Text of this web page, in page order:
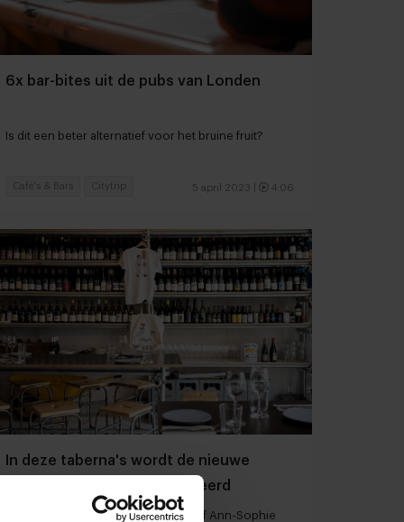
6x bar-bites uit de pubs van Londen
Is dit een beter alternatief voor het bruine fruit?
5 april 2023 4:06
Café's & Bars Citytrip
In deze taberna's wordt de nieuwe
Portugese keuken gedefinieerd
Lissabon door de lens van fotograaf Ann-Sophie